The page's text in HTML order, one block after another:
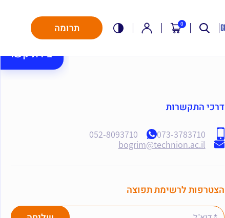
0 תרומה
יצירת קשר
דרכי התקשרות
073-3783710
052-8093710
bogrim@technion.ac.il
הצטרפות לרשימת תפוצה